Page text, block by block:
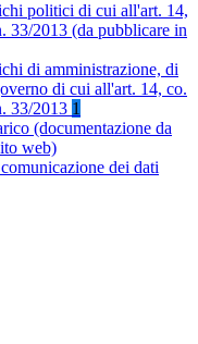
politici di cui all'art. 14,
33/2013 (da pubblicare in
di amministrazione, di
di cui all'art. 14, co.
33/2013 1
(documentazione da
web)
dei dati